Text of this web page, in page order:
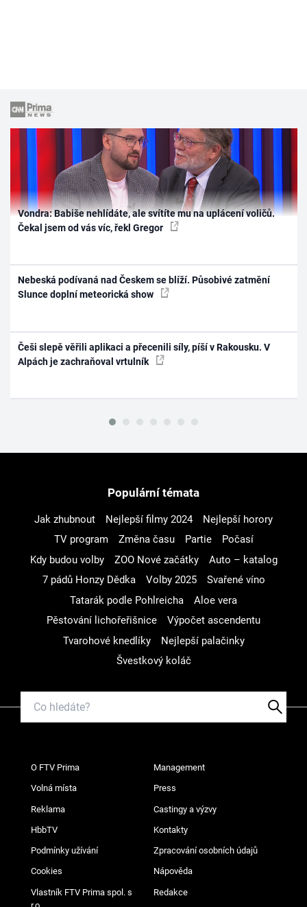
Vondra: Babiše nehlídáte, ale svítíte mu na uplácení voličů.
Čekal jsem od vás víc, řekl Gregor
Nebeská podívaná nad Českem se blíží. Působivé zatmění
Slunce doplní meteorická show
Češi slepě věřili aplikaci a přecenili síly, píší v Rakousku. V
Alpách je zachraňoval vrtulník
Populární témata
Jak zhubnout Nejlepší filmy 2024
Nejlepší horory
TV program
Změna času Partie
Počasí
Kdy budou volby
ZOO Nové začátky
Auto – katalog
7 pádů Honzy Dědka
Volby 2025
Svařené víno
Tatarák podle Pohlreicha
Aloe vera
Pěstování lichořeřišnice
Výpočet ascendentu
Tvarohové knedlíky
Nejlepší palačinky
Švestkový koláč
O FTV Prima Management
Volná místa Press
Reklama Castingy a výzvy
HbbTV Kontakty
Podmínky užívání Zpracování osobních údajů
Cookies Nápověda
Vlastník FTV Prima spol. s
Redakce